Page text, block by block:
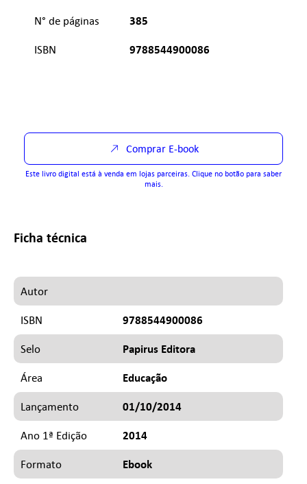
N° de páginas 385
ISBN 9788544900086
Comprar E-book
Este livro digital está à venda em lojas parceiras. Clique no botão para saber
mais.
Ficha técnica
Autor
ISBN 9788544900086
Selo Papirus Editora
Área Educação
Lançamento 01/10/2014
Ano 1ª Edição 2014
Formato Ebook